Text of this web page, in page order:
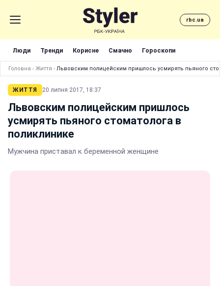
rbc.ua
Люди Тренди Корисне Смачно Гороскопи
Головна › Життя › Львовским полицейским пришлось усмирять пьяного
ЖИТТЯ 20 липня 2017, 18:37
Львовским полицейским пришлось
усмирять пьяного стоматолога в
поликлинике
Мужчина приставал к беременной женщине